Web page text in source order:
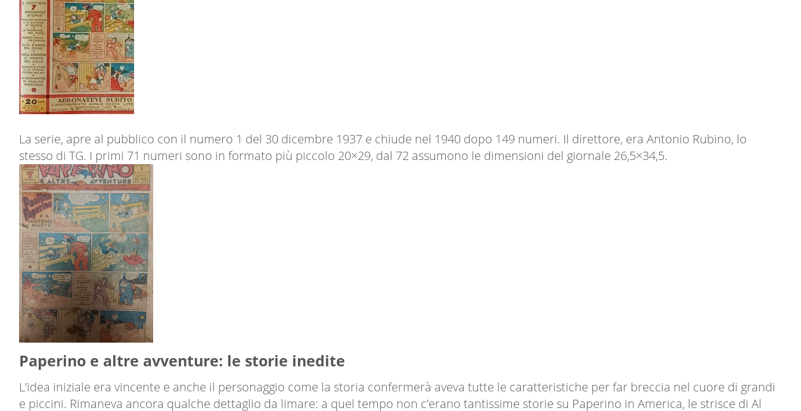
La serie, apre al pubblico con il numero 1 del 30 dicembre 1937 e chiude nel 1940 dopo 149 numeri. Il direttore, era Antonio Rubino, lo
stesso di TG. I primi 71 numeri sono in formato più piccolo 20×29, dal 72 assumono le dimensioni del giornale 26,5×34,5.
Paperino e altre avventure: le storie inedite
L’idea iniziale era vincente e anche il personaggio come la storia confermerà aveva tutte le caratteristiche per far breccia nel cuore di grandi
e piccini. Rimaneva ancora qualche dettaglio da limare: a quel tempo non c’erano tantissime storie su Paperino in America, le strisce di Al